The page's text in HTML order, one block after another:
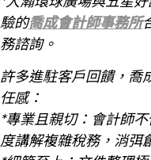
驗的喬成會計師事務所
務諮詢。
許多進駐客戶回饋，喬
任感：
*專業且親切：會計師
度講解複雜稅務，消弭